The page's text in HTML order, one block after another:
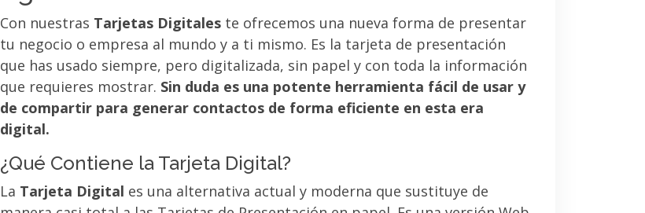
Con nuestras Tarjetas Digitales te ofrecemos una nueva forma de presentar
tu negocio o empresa al mundo y a ti mismo. Es la tarjeta de presentación
que has usado siempre, pero digitalizada, sin papel y con toda la información
que requieres mostrar. Sin duda es una potente herramienta fácil de usar y
de compartir para generar contactos de forma eficiente en esta era
digital.
¿Qué Contiene la Tarjeta Digital?
La Tarjeta Digital es una alternativa actual y moderna que sustituye de